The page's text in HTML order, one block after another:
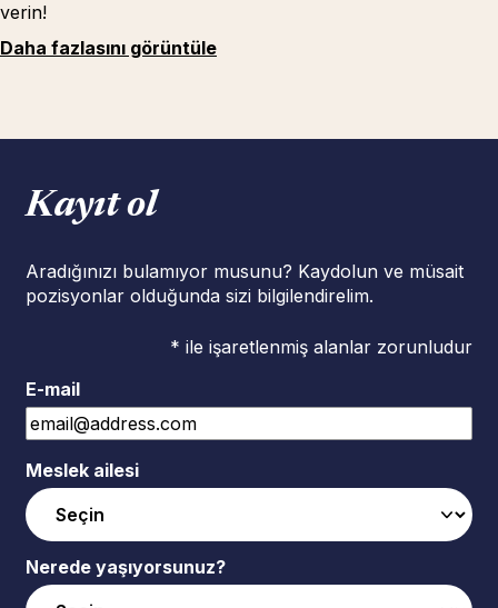
verin!
Daha fazlasını görüntüle
Kayıt ol
Aradığınızı bulamıyor musunu? Kaydolun ve müsait
pozisyonlar olduğunda sizi bilgilendirelim.
* ile işaretlenmiş alanlar zorunludur
E-mail
Meslek ailesi
Nerede yaşıyorsunuz?